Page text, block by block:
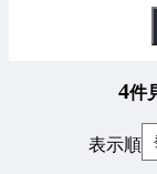
4件
表示順